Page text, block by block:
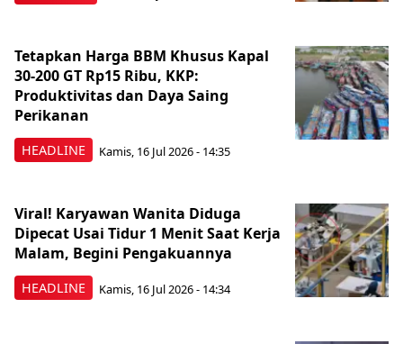
HEADLINE
Tetapkan Harga BBM Khusus Kapal
30-200 GT Rp15 Ribu, KKP:
Produktivitas dan Daya Saing
Perikanan
Kamis, 16 Jul 2026 - 14:35
HEADLINE
Viral! Karyawan Wanita Diduga
Dipecat Usai Tidur 1 Menit Saat Kerja
Malam, Begini Pengakuannya
Kamis, 16 Jul 2026 - 14:34